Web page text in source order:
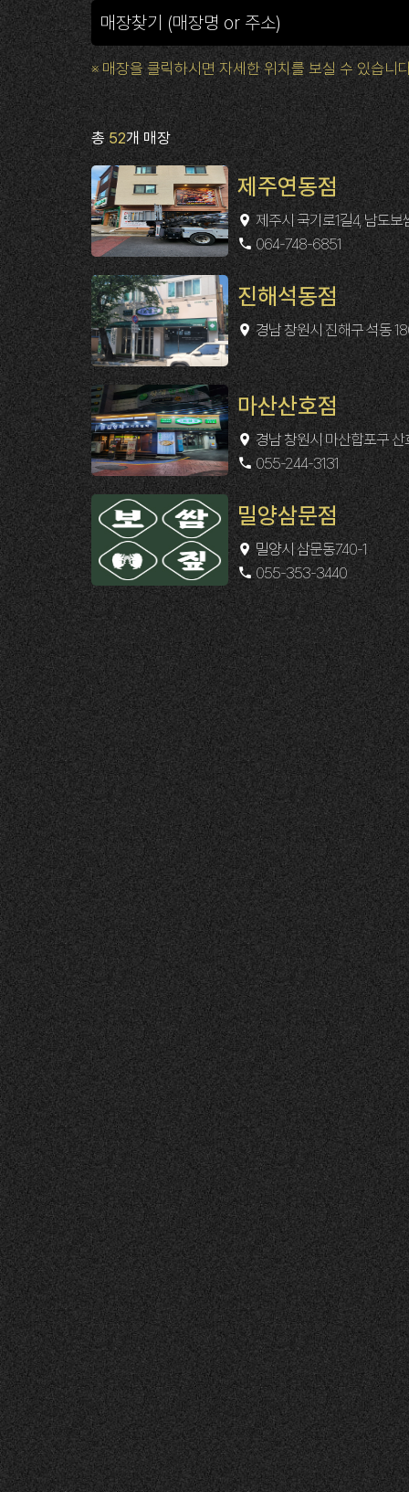
※ 매장을 클릭하시면 자세한 위치를 보실 수 있습니
총52개 매장
제주연동점
제주시 국기로1길4, 남도
064-748-6851
진해석동점
경남 창원시 진해구 석동
마산산호점
경남 창원시 마산합포구 산
055-244-3131
밀양삼문점
밀양시 삼문동740-1
055-353-3440